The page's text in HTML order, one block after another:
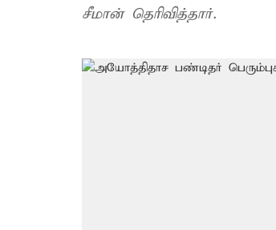
சீமான் தெரிவித்தார்.